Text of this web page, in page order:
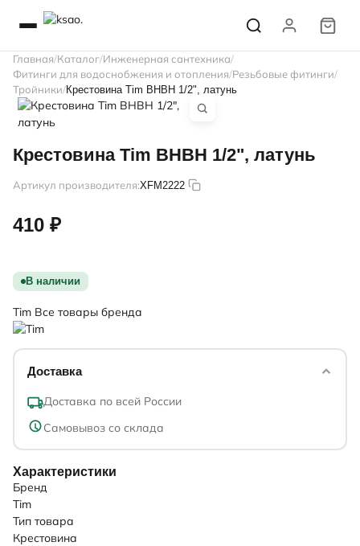
Главная Каталог Инженерная сантехника
Фитинги для водоснобжения и отопления Резьбовые фитинги
Тройники Крестовина Tim ВНВН 1/2", латунь
Крестовина Tim ВНВН 1/2", латунь
Артикул производителя:XFM2222
410 ₽
В наличии
Tim Все товары бренда
Доставка
Доставка по всей России
Самовывоз со склада
Характеристики
Бренд
Tim
Тип товара
Крестовина